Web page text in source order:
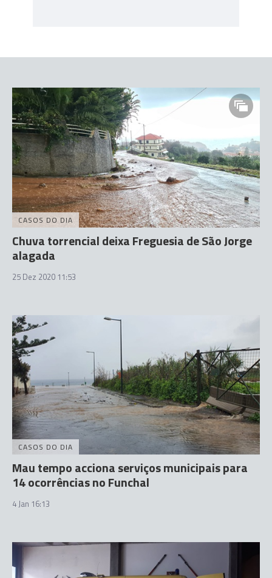
CASOS DO DIA
Chuva torrencial deixa Freguesia de São Jorge
alagada
25 Dez 2020 11:53
CASOS DO DIA
Mau tempo acciona serviços municipais para
14 ocorrências no Funchal
4 Jan 16:13